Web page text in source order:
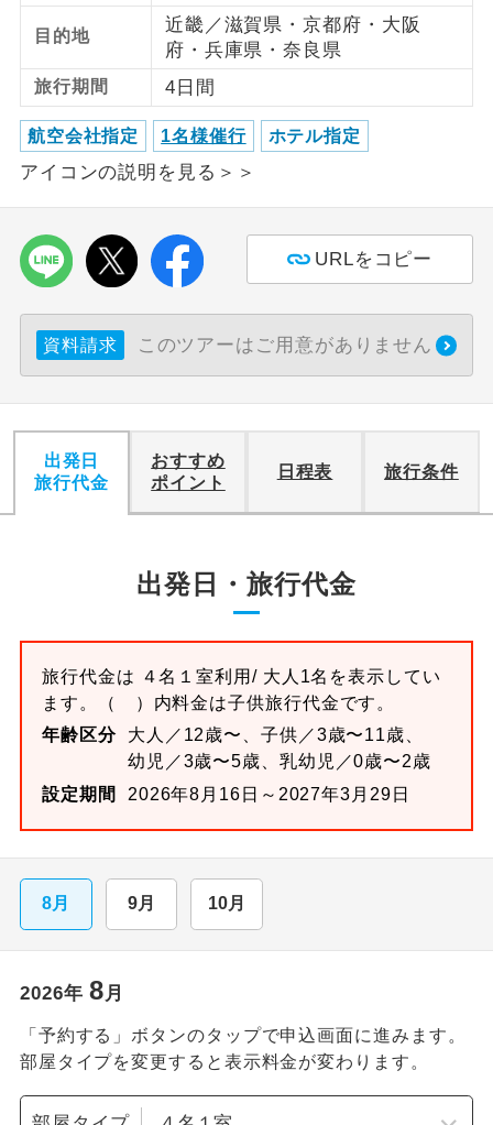
目的地
近畿／滋賀県・京都府・大阪
府・兵庫県・奈良県
旅行期間 4日間
航空会社指定 1名様催行 ホテル指定
アイコンの説明を見る＞＞
URLをコピー
資料請求 このツアーはご用意がありません
出発日
旅行代金
おすすめ
ポイント
日程表 旅行条件
出発日・旅行代金
旅行代金は ４名１室利用/ 大人1名を表示してい
ます。
（ ）内料金は子供旅行代金です。
年齢区分
大人／12歳〜、子供／3歳〜11歳、
幼児／3歳〜5歳、乳幼児／0歳〜2歳
設定期間
2026年8月16日～2027年3月29日
8月 9月 10月
2026年 8月
「予約する」ボタンのタップで申込画面に進みます。
部屋タイプを変更すると表示料金が変わります。